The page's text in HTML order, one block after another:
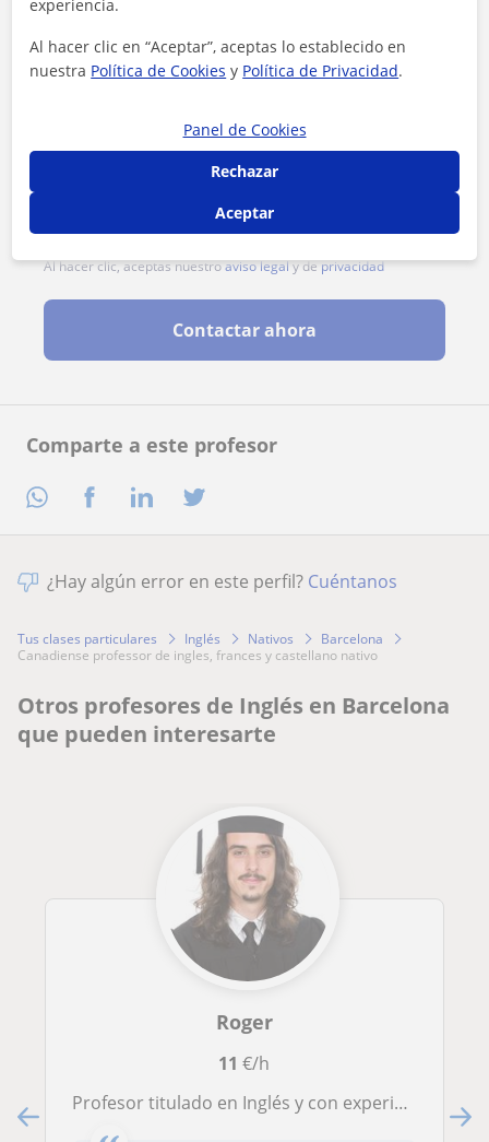
Comparte a este profesor
Al hacer clic, aceptas nuestroaviso legaly deprivacidad
Contactar ahora
¿Hay algún error en este perfil? Cuéntanos
Tus clases particulares Inglés Nativos
Barcelona
canadiense professor de ingles, frances y castellano nativo
Otros profesores de Inglés en Barcelona
que pueden interesarte
Roger
11 €/h
Profesor titulado en Inglés y con experiencia en preparación para exámenes oficiales, repaso, iniciación y practica oral.
experiencia.
Al hacer clic en “Aceptar”, aceptas lo establecido en
nuestra Política de Cookies y Política de Privacidad.
Panel de Cookies
Rechazar
Aceptar